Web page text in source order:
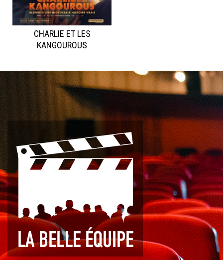
CHARLIE ET LES
KANGOUROUS